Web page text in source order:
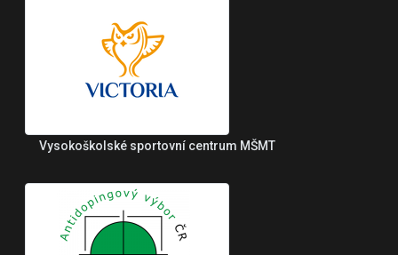
Vysokoškolské sportovní centrum MŠMT